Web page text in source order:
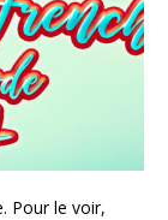
Pour le voir,